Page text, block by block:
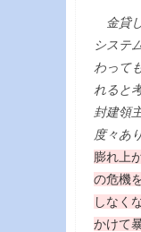
金貸
システ
わって
れると
封建領
度々あ
膨れ上
の危機
しなく
かけて